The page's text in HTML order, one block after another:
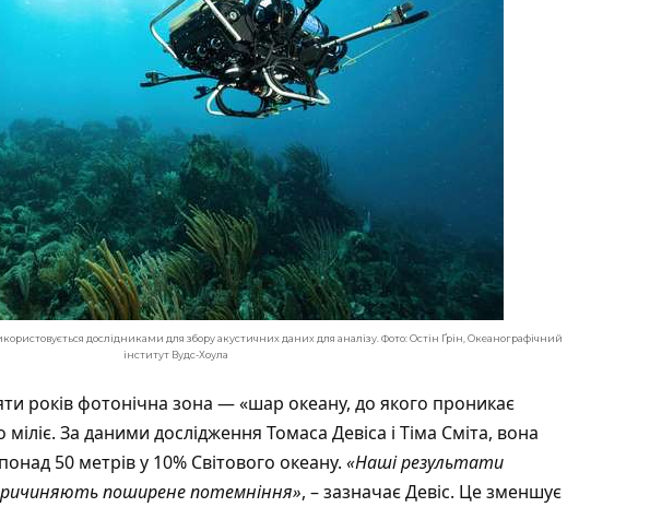
дослідниками для збору акустичних даних для аналізу. Фото: Остін Ґрін, Океанографічний
інститут Вудс-Хоула
років фотонічна зона — «шар океану, до якого проникає
За даними дослідження Томаса Девіса і Тіма Сміта, вона
50 метрів у 10% Світового океану. «Наші результати
поширене потемніння», –зазначаєДевіс. Це зменшує